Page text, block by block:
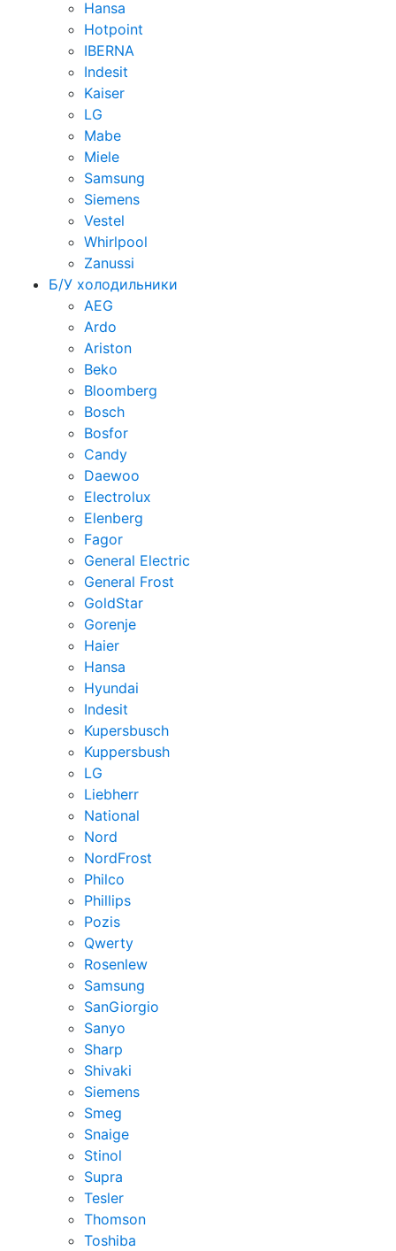
Hansa
Hotpoint
IBERNA
Indesit
Kaiser
LG
Mabe
Miele
Samsung
Siemens
Vestel
Whirlpool
Zanussi
Б/У холодильники
AEG
Ardo
Ariston
Beko
Bloomberg
Bosch
Bosfor
Candy
Daewoo
Electrolux
Elenberg
Fagor
General Electric
General Frost
GoldStar
Gorenje
Haier
Hansa
Hyundai
Indesit
Kupersbusch
Kuppersbush
LG
Liebherr
National
Nord
NordFrost
Philco
Phillips
Pozis
Qwerty
Rosenlew
Samsung
SanGiorgio
Sanyo
Sharp
Shivaki
Siemens
Smeg
Snaige
Stinol
Supra
Tesler
Thomson
Toshiba